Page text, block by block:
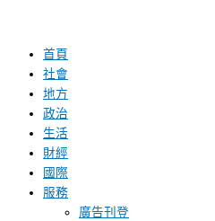
首頁
社會
地方
政治
生活
財經
國際
服務
廣告刊登